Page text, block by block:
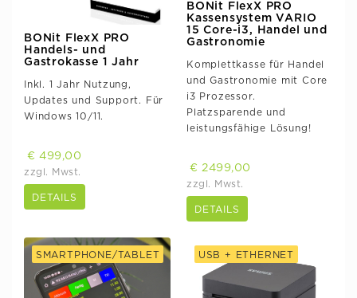
BONit FlexX PRO
Handels- und
Gastrokasse 1 Jahr
Inkl. 1 Jahr Nutzung,
Updates und Support. Für
Windows 10/11.
€ 499,00
zzgl. Mwst.
DETAILS
BONit FlexX PRO
Kassensystem VARIO
15 Core-i3, Handel und
Gastronomie
Komplettkasse für Handel
und Gastronomie mit Core
i3 Prozessor.
Platzsparende und
leistungsfähige Lösung!
€ 2499,00
zzgl. Mwst.
DETAILS
SMARTPHONE/TABLET USB + ETHERNET